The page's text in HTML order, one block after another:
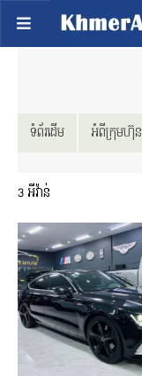
ទំព័រដើម អំពីក្រុមហ៊ុន
3អីវ៉ាន់